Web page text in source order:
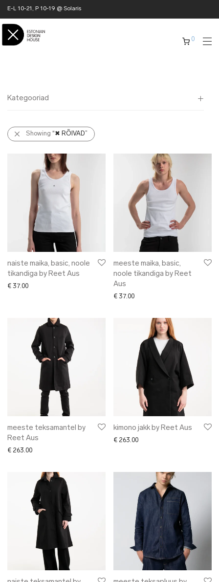
E-L 10-21, P 10-19 @ Solaris
0
Kategooriad
Kõik
✖ KODU
särgid & pusad
kleidid & seelikud
kudumid
püksid
✖ AKSESSUAARID
✖ KINGITUSED
✖ ONLY @ EDH
✖ MUU
✖ LÕPUMÜÜK
Showing “✖ RÕIVAD”
naiste maika, basic, noole
tikandiga by Reet Aus
€ 37.00
meeste maika, basic,
noole tikandiga by Reet
Aus
€ 37.00
meeste teksamantel by
Reet Aus
€ 263.00
kimono jakk by Reet Aus
€ 263.00